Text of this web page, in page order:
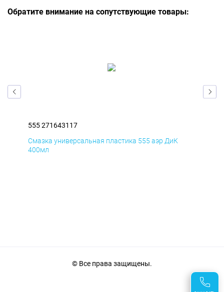
Обратите внимание на сопутствующие товары:
555 271643117
Смазка универсальная пластика 555 аэр ДиК
400мл
© Все права защищены.